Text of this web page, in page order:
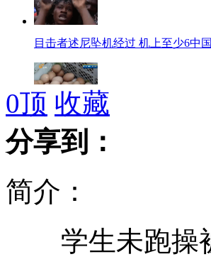
目击者述尼坠机经过 机上至少6中
鸡蛋10天涨一块被称"火箭蛋"
北师大设彩票研究院招彩票硕士生
0顶 收藏
分享到：
简介：
学生未跑操被